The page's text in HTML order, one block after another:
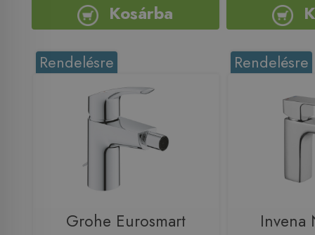
Kosárba
Rendelésre
Grohe Eurosmart
Rendelésre
Invena